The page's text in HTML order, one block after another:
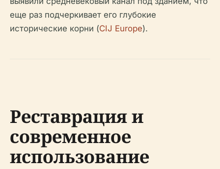
еще раз подчеркивает его глубокие
исторические корни (CIJ Europe).
Реставрация и
современное
использование